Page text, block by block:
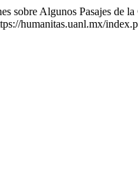
sobre Algunos Pasajes de
humanitas.uanl.mx/